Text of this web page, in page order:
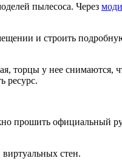
пылесоса. Через
и строить
торцы у нее снимаются,
ресурс.
прошить официальный
стен.